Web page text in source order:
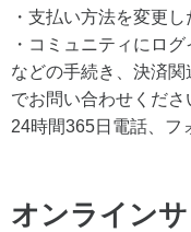
・支払い方法を変更し
・コミュニティにロ
などの手続き、決済関
でお問い合わせくださ
24時間365日電話、フ
オンライン